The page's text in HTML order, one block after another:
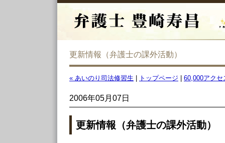
更新情報（弁護士の課外活動）
« あいのり司法修習生 トップページ 60,000アクセ
2006年05月07日
更新情報（弁護士の課外活動）